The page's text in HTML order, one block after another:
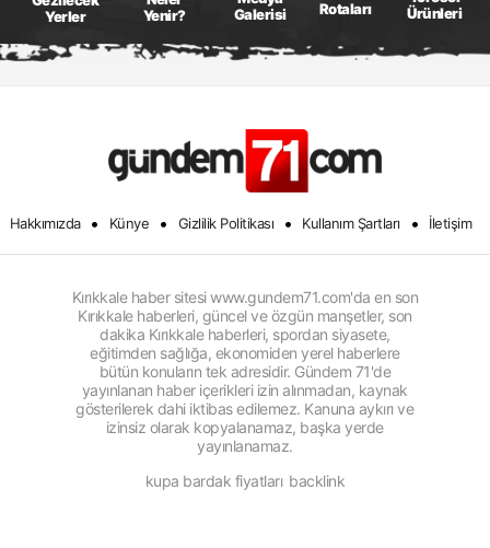
Yerler
Yenir?
Galerisi
Rotaları
Ürünleri
Hakkımızda • Künye • Gizlilik Politikası • Kullanım Şartları • İletişim
Kırıkkale haber sitesi www.gundem71.com'da en son
Kırıkkale haberleri, güncel ve özgün manşetler, son
dakika Kırıkkale haberleri, spordan siyasete,
eğitimden sağlığa, ekonomiden yerel haberlere
bütün konuların tek adresidir. Gündem 71'de
yayınlanan haber içerikleri izin alınmadan, kaynak
gösterilerek dahi iktibas edilemez. Kanuna aykırı ve
izinsiz olarak kopyalanamaz, başka yerde
yayınlanamaz.
kupa bardak fiyatları backlink